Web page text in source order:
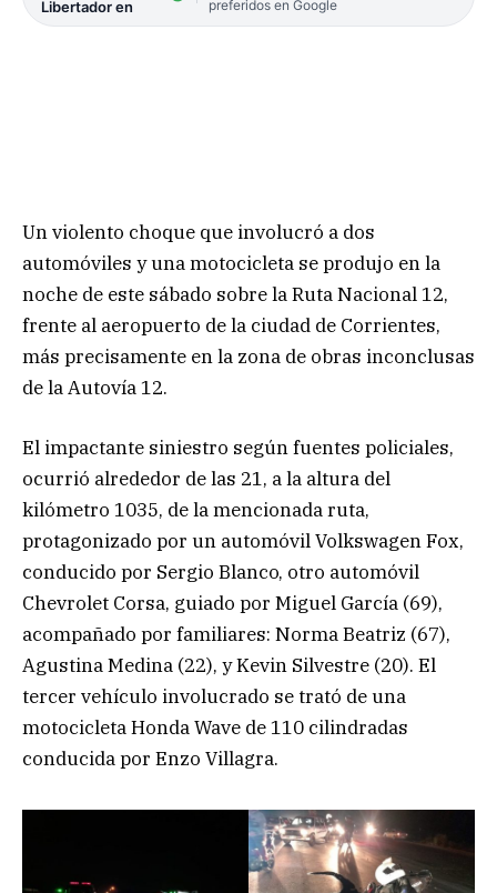
Libertador en
preferidos en Google
Un violento choque que involucró a dos
automóviles y una motocicleta se produjo en la
noche de este sábado sobre la Ruta Nacional 12,
frente al aeropuerto de la ciudad de Corrientes,
más precisamente en la zona de obras inconclusas
de la Autovía 12.
El impactante siniestro según fuentes policiales,
ocurrió alrededor de las 21, a la altura del
kilómetro 1035, de la mencionada ruta,
protagonizado por un automóvil Volkswagen Fox,
conducido por Sergio Blanco, otro automóvil
Chevrolet Corsa, guiado por Miguel García (69),
acompañado por familiares: Norma Beatriz (67),
Agustina Medina (22), y Kevin Silvestre (20). El
tercer vehículo involucrado se trató de una
motocicleta Honda Wave de 110 cilindradas
conducida por Enzo Villagra.